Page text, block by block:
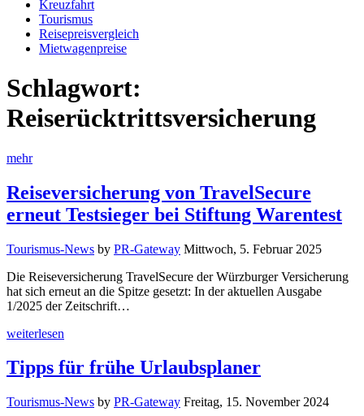
Kreuzfahrt
Tourismus
Reisepreisvergleich
Mietwagenpreise
Schlagwort:
Reiserücktrittsversicherung
mehr
Reiseversicherung von TravelSecure
erneut Testsieger bei Stiftung Warentest
Tourismus-News by PR-Gateway Mittwoch, 5. Februar 2025
Die Reiseversicherung TravelSecure der Würzburger Versicherung
hat sich erneut an die Spitze gesetzt: In der aktuellen Ausgabe
1/2025 der Zeitschrift…
weiterlesen
Tipps für frühe Urlaubsplaner
Tourismus-News by PR-Gateway Freitag, 15. November 2024